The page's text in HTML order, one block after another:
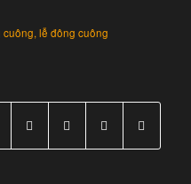
cuông, lễ đông cuông